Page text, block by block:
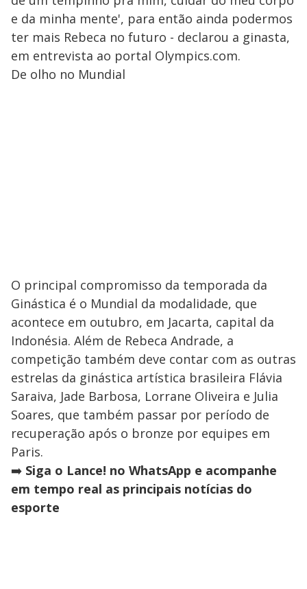
e da minha mente', para então ainda podermos
ter mais Rebeca no futuro - declarou a ginasta,
em entrevista ao portal Olympics.com.
De olho no Mundial
O principal compromisso da temporada da
Ginástica é o Mundial da modalidade, que
acontece em outubro, em Jacarta, capital da
Indonésia. Além de Rebeca Andrade, a
competição também deve contar com as outras
estrelas da ginástica artística brasileira Flávia
Saraiva, Jade Barbosa, Lorrane Oliveira e Julia
Soares, que também passar por período de
recuperação após o bronze por equipes em
Paris.
➡️ Siga o Lance! no WhatsApp e acompanhe
em tempo real as principais notícias do
esporte